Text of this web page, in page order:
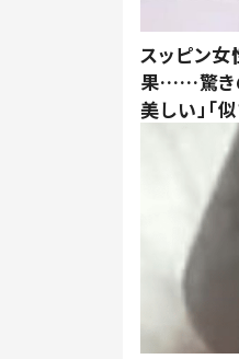
スッピン
果……驚き
美しい」「似